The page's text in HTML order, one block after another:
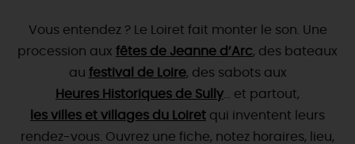
RÉSERVER MAINTENANT
NATURE
VILLES & VILLAGES
TOUTES LES VISITES
TOUS ÀL'EAU !
EN MODENATURE & AVENTURE
AUSSI
Où manger
restaurateurs
marchés
Artistes et Artisans d'Art
Nosspécialités du terroiretproducteurs
Téléchargez le Guide de l'été 2026 🤽🌞
Avis de fraicheur ici pour éviter la chaleur 🥵
TOURISME &HANDICAP
Vous entendez ? Le Loiret fait monter le son. Une
procession aux fêtes de Jeanne d’Arc, des bateaux
au festival de Loire, des sabots aux
Heures Historiques de Sully … et partout,
les villes et villages du Loiret qui inventent leurs
rendez-vous . Ouvrez une fiche, notez horaires, lieu,